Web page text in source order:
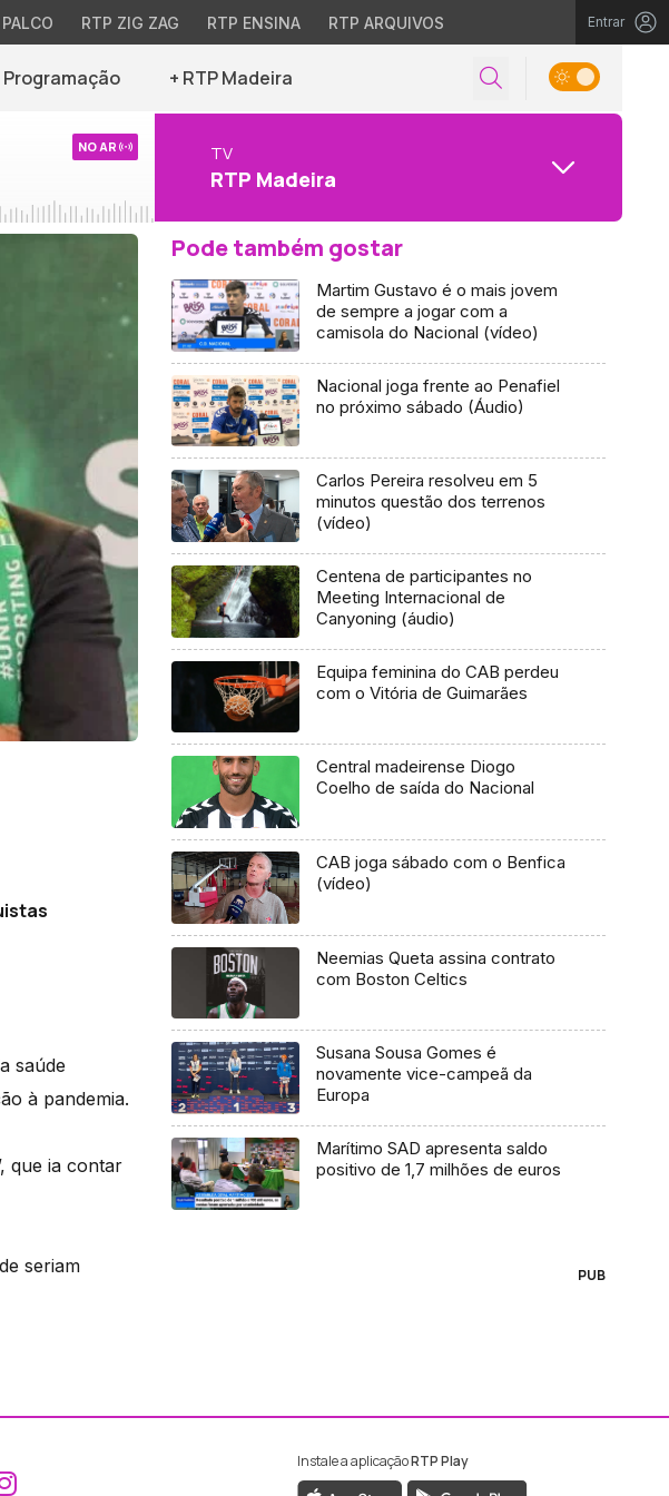
RTP ZIG ZAG RTP ENSINA RTP ARQUIVOS Entrar
Programação + RTP Madeira
NO AR TV
RTP Madeira
saúde
à pandemia.
que ia contar
seriam
Pode também gostar
Martim Gustavo é o mais jovem
de sempre a jogar com a
camisola do Nacional (vídeo)
Nacional joga frente ao Penafiel
no próximo sábado (Áudio)
Carlos Pereira resolveu em 5
minutos questão dos terrenos
(vídeo)
Centena de participantes no
Meeting Internacional de
Canyoning (áudio)
Equipa feminina do CAB perdeu
com o Vitória de Guimarães
Central madeirense Diogo
Coelho de saída do Nacional
CAB joga sábado com o Benfica
(vídeo)
Neemias Queta assina contrato
com Boston Celtics
Susana Sousa Gomes é
novamente vice-campeã da
Europa
Marítimo SAD apresenta saldo
positivo de 1,7 milhões de euros
PUB
ao Facebook da RTP Madeira
Aceder ao Instagram da RTP Madeira
Instale a aplicaçãoRTP Play